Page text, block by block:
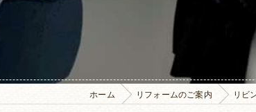
ホーム リフォームのご案内 リビ